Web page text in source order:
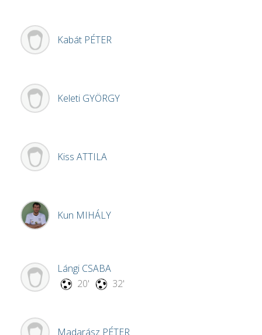
Kabát PÉTER
Keleti GYÖRGY
Kiss ATTILA
Kun MIHÁLY
Lángi CSABA
20'
32'
Madarász PÉTER